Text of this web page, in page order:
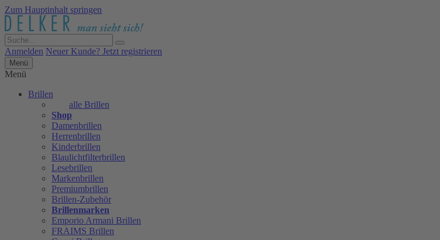
Zum Hauptinhalt springen
Anmelden Neuer Kunde? Jetzt registrieren
Menü
Menü
Brillen
alle Brillen
Shop
Damenbrillen
Herrenbrillen
Kinderbrillen
Blaulichtfilterbrillen
Lesebrillen
Markenbrillen
Premiumbrillen
Brillen-Zubehör
Brillenmarken
Emporio Armani Brillen
FRAIMS Brillen